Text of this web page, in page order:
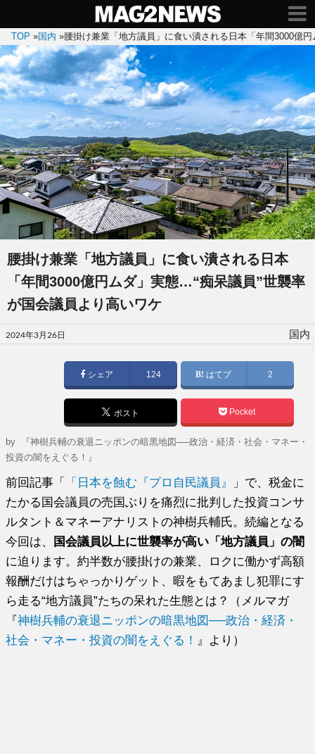
TOP »国内 »腰掛け兼業「地方議員」に食い潰される日本「年間3000億
腰掛け兼業「地方議員」に食い潰される日本
「年間3000億円ムダ」実態…“痴呆議員”世襲率
が国会議員より高いワケ
投
稿
2024年3月26日 国内
シェア 124 はてブ 2
ポスト Pocket
by
『神樹兵輔の衰退ニッポンの暗黒地図──政治・経済・社会・マネー・
投資の闇をえぐる！』
前回記事「 「日本を蝕む『プロ自民議員』
」で、税金に
たかる国会議員の売国ぶりを痛烈に批判した投資コンサ
ルタント＆マネーアナリストの神樹兵輔氏。続編となる
今回は、
国会議員以上に世襲率が高い「地方議員」の闇
に迫ります。約半数が腰掛けの兼業、ロクに働かず高額
報酬だけはちゃっかりゲット、暇をもてあまし犯罪にす
ら走る“地方議員”たちの呆れた生態とは？（メルマガ
『神樹兵輔の衰退ニッポンの暗黒地図──政治・経済・
社会・マネー・投資の闇をえぐる！
』より）